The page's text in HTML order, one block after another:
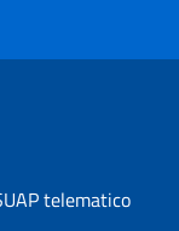
telematico